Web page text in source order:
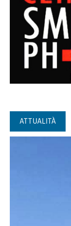
ATTUALITÀ